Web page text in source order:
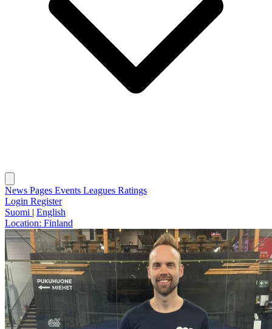
News Pages Events Leagues Ratings
Login Register
Suomi | English
Location: Finland